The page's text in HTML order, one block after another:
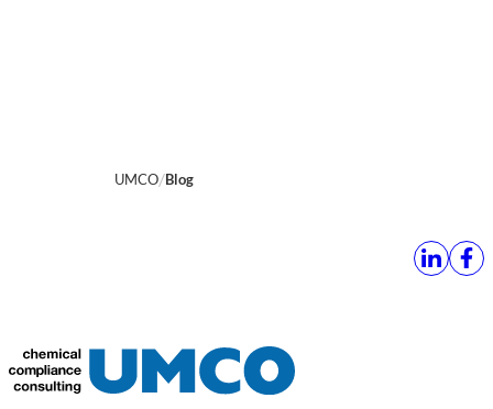
UMCO Blog